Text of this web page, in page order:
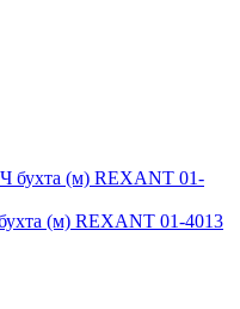
(м) REXANT 01-4013